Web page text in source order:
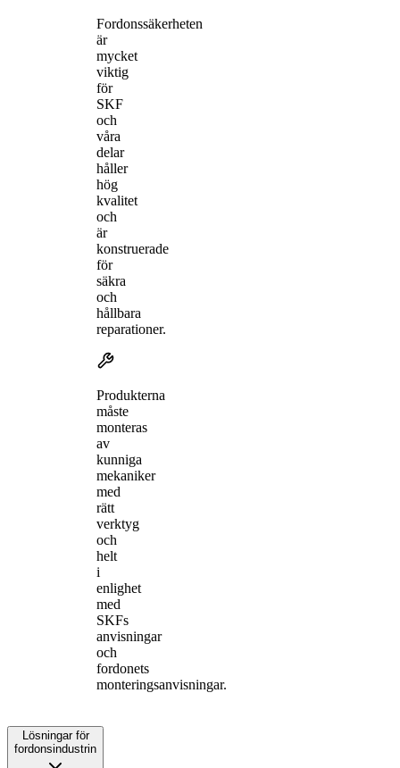
Fordonssäkerheten
är
mycket
viktig
för
SKF
och
våra
delar
håller
hög
kvalitet
och
är
konstruerade
för
säkra
och
hållbara
reparationer.
Produkterna
måste
monteras
av
kunniga
mekaniker
med
rätt
verktyg
och
helt
i
enlighet
med
SKFs
anvisningar
och
fordonets
monteringsanvisningar.
Lösningar för
fordonsindustrin